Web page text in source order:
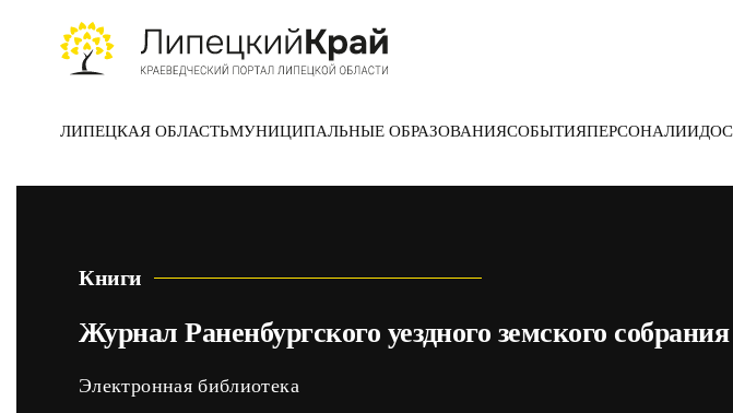
Skip to main content
ЛИПЕЦКАЯ ОБЛАСТЬМУНИЦИПАЛЬНЫЕ ОБРАЗОВАНИЯСОБЫТИЯПЕРСОНАЛИИ
Книги
Журнал Раненбургского уездного земского
Электронная библиотека